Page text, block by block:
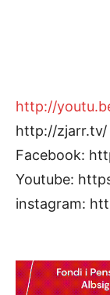
http://
http://zjarr.tv/
Facebook:
Youtube:
instagram: